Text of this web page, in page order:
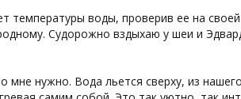
температуры воды, проверив ее на
Судорожно вздыхаю у шеи и
нужно. Вода льется сверху, из нашего